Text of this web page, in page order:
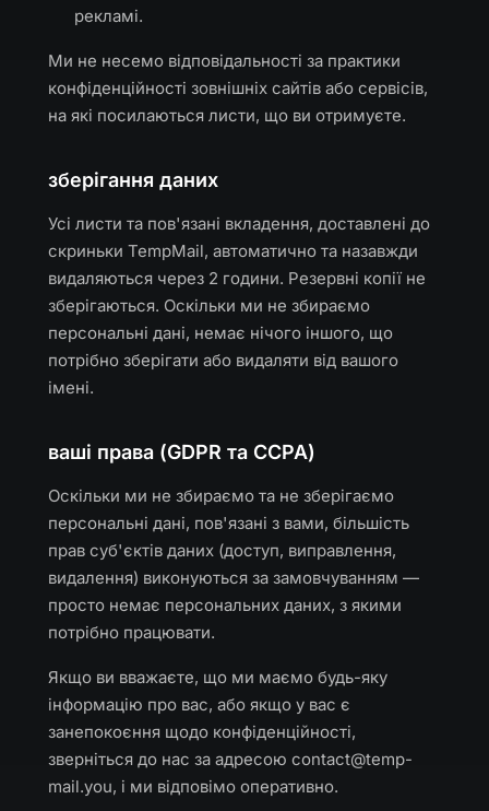
рекламі.
Ми не несемо відповідальності за практики
конфіденційності зовнішніх сайтів або сервісів,
на які посилаються листи, що ви отримуєте.
зберігання даних
Усі листи та пов'язані вкладення, доставлені до
скриньки TempMail, автоматично та назавжди
видаляються через 2 години. Резервні копії не
зберігаються. Оскільки ми не збираємо
персональні дані, немає нічого іншого, що
потрібно зберігати або видаляти від вашого
імені.
ваші права (GDPR та CCPA)
Оскільки ми не збираємо та не зберігаємо
персональні дані, пов'язані з вами, більшість
прав суб'єктів даних (доступ, виправлення,
видалення) виконуються за замовчуванням —
просто немає персональних даних, з якими
потрібно працювати.
Якщо ви вважаєте, що ми маємо будь-яку
інформацію про вас, або якщо у вас є
занепокоєння щодо конфіденційності,
зверніться до нас за адресою contact@temp-
mail.you, і ми відповімо оперативно.